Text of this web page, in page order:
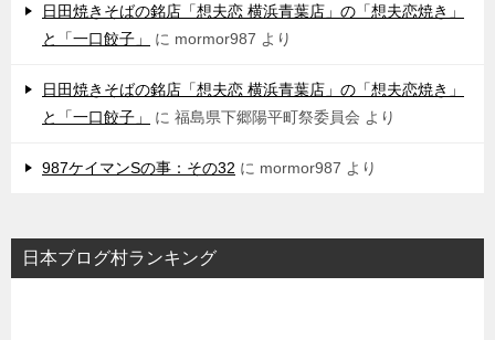
日田焼きそばの銘店「想夫恋 横浜青葉店」の「想夫恋焼き」
と「一口餃子」
に mormor987 より
日田焼きそばの銘店「想夫恋 横浜青葉店」の「想夫恋焼き」
と「一口餃子」
に 福島県下郷陽平町祭委員会 より
987ケイマンSの事：その32 に mormor987 より
日本ブログ村ランキング